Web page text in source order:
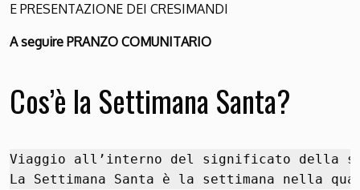
E PRESENTAZIONE DEI CRESIMANDI
A seguire PRANZO COMUNITARIO
Cos’è la Settimana Santa?
Viaggio all’interno del significato della
La Settimana Santa è la settimana nella